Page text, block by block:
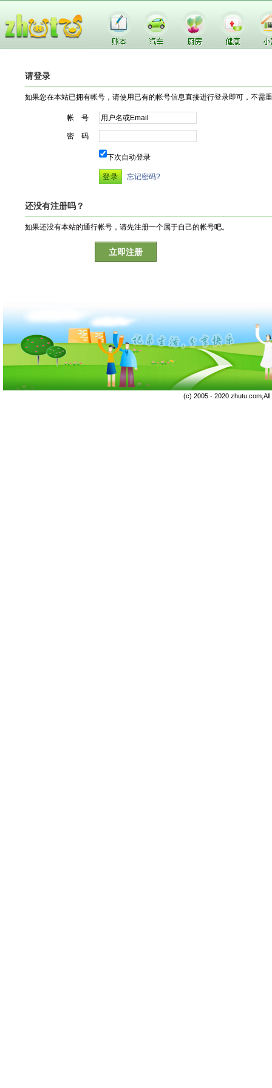
请登录
如果您在本站已拥有帐号，请使用已有的帐号信息直接进行登录即可，不需
帐 号
密 码
下次自动登录
忘记密码?
还没有注册吗？
如果还没有本站的通行帐号，请先注册一个属于自己的帐号吧。
立即注册
(c) 2005 - 2020